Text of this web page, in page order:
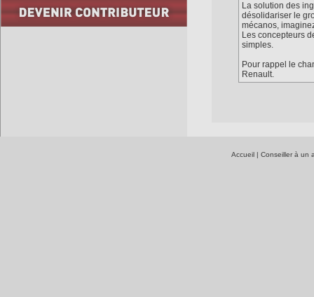
La solution des
désolidariser le
mécanos,
Les concepteurs
simples.
Pour rappel le
Renault.
Accueil | Conseiller à un